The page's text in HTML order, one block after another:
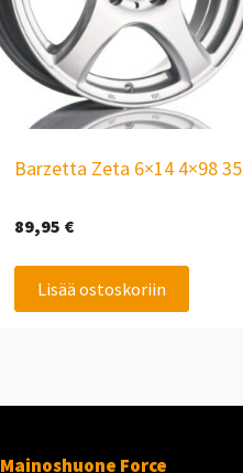
Barzetta Zeta 6×14 4×98 35
89,95 €
Lisää ostoskoriin
Mainoshuone Force